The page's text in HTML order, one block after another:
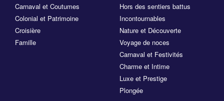
Carnaval et Coutumes
Colonial et Patrimoine
Croisière
Famille
Hors des sentiers battus
Incontournables
Nature et Découverte
Voyage de noces
Carnaval et Festivités
Charme et Intime
Luxe et Prestige
Plongée